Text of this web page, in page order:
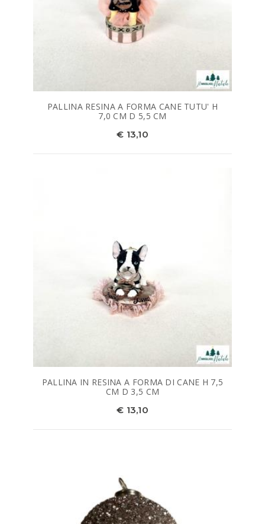
PALLINA RESINA A FORMA CANE TUTU' H
7,0 CM D 5,5 CM
€ 13,10
PALLINA IN RESINA A FORMA DI CANE H 7,5
CM D 3,5 CM
€ 13,10